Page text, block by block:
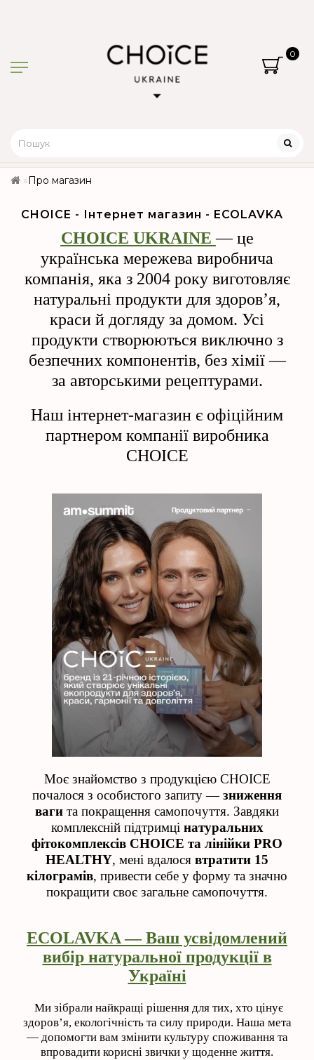
0
Про магазин
CHOICE - Інтернет магазин - ECOLAVKA
CHOICE UKRAINE — це
українська мережева виробнича
компанія, яка з 2004 року виготовляє
натуральні продукти для здоров’я,
краси й догляду за домом. Усі
продукти створюються виключно з
безпечних компонентів, без хімії —
за авторськими рецептурами.
Наш інтернет-магазин є офіційним
партнером компанії виробника
CHOICE
Моє знайомство з продукцією CHOICE
почалося з особистого запиту —зниження
ваги та покращення самопочуття. Завдяки
комплексній підтримці натуральних
фітокомплексів CHOICE та лінійки PRO
HEALTHY, мені вдалося втратити 15
кілограмів, привести себе у форму та значно
покращити своє загальне самопочуття.
ECOLAVKA — Ваш усвідомлений
вибір натуральної продукції в
Україні
Ми зібрали найкращі рішення для тих, хто цінує
здоров’я, екологічність та силу природи. Наша мета
— допомогти вам змінити культуру споживання та
впровадити корисні звички у щоденне життя.